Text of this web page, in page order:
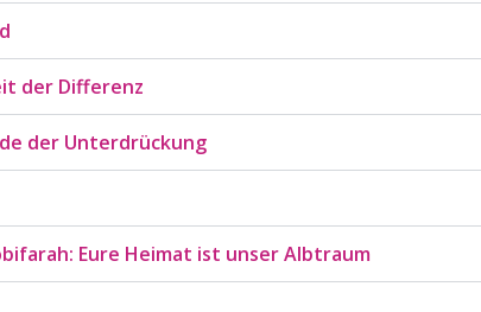
der Differenz
der Unterdrückung
Eure Heimat ist unser Albtraum